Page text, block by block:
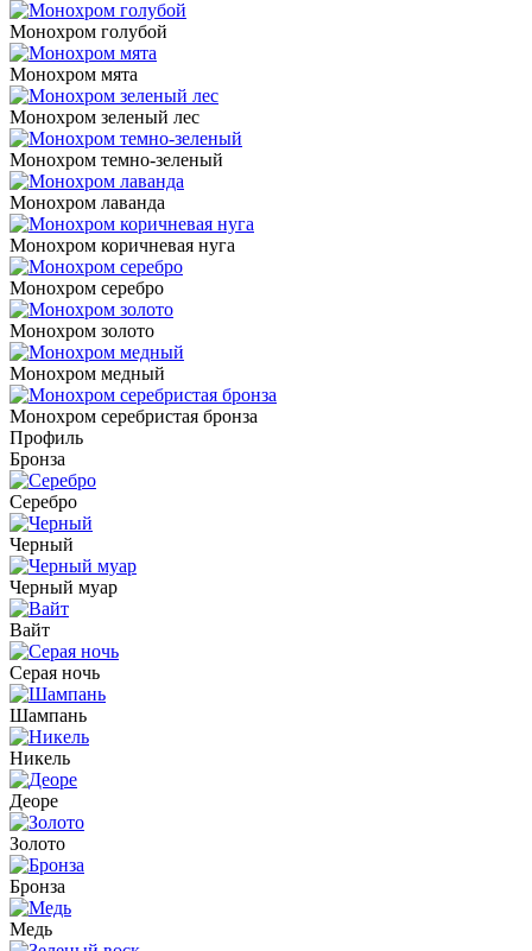
Монохром голубой
Монохром мята
Монохром зеленый лес
Монохром темно-зеленый
Монохром лаванда
Монохром коричневая нуга
Монохром серебро
Монохром золото
Монохром медный
Монохром серебристая бронза
Профиль
Бронза
Серебро
Черный
Черный муар
Вайт
Серая ночь
Шампань
Никель
Деоре
Золото
Бронза
Медь